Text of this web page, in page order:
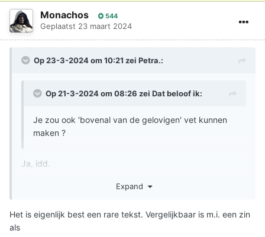
Monachos 544
Geplaatst 23 maart 2024
Op 23-3-2024 om 10:21 zei Petra.:
Op 21-3-2024 om 08:26 zei Dat beloof ik:
Je zou ook 'bovenal van de gelovigen' vet kunnen
maken ?
Ja, idd.
Het zegt i.i.g. dat de niet-gelovigen niet zijn uitgesloten.
Expand
Het is eigenlijk best een rare tekst. Vergelijkbaar is m.i. een zin
als